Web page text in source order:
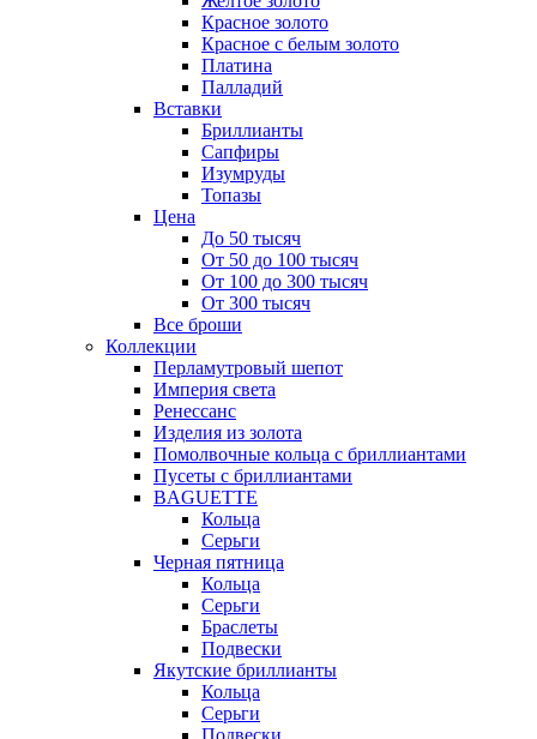
Красное золото
Красное с белым золото
Платина
Палладий
Вставки
Бриллианты
Сапфиры
Изумруды
Топазы
Цена
До 50 тысяч
От 50 до 100 тысяч
От 100 до 300 тысяч
От 300 тысяч
Все броши
Коллекции
Перламутровый шепот
Империя света
Ренессанс
Изделия из золота
Помолвочные кольца с бриллиантами
Пусеты с бриллиантами
BAGUETTE
Кольца
Серьги
Черная пятница
Кольца
Серьги
Браслеты
Подвески
Якутские бриллианты
Кольца
Серьги
Подвески